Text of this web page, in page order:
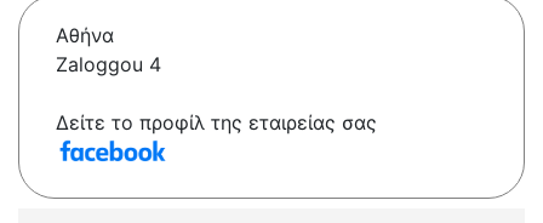
Αθήνα
Zaloggou 4
Δείτε το προφίλ της εταιρείας σας